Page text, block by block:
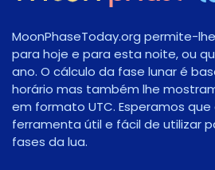
MoonPhaseToday.org permite-
para hoje e para esta noite, ou
ano. O cálculo da fase lunar é
horário mas também lhe
em formato UTC. Esperamos
ferramenta útil e fácil de utilizar
fases da lua.